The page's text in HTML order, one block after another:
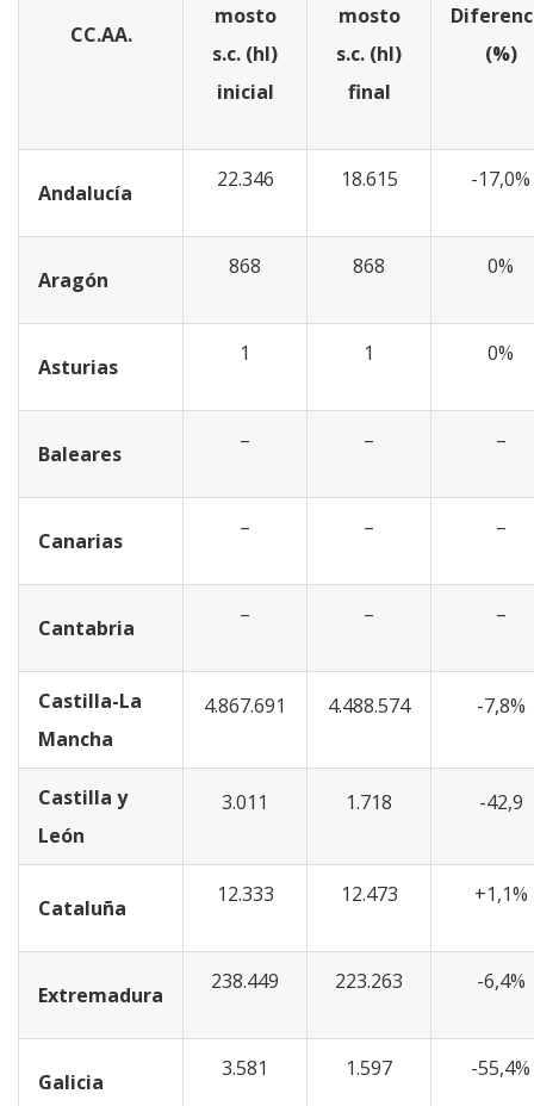
CC.AA.
mosto
s.c. (hl)
inicial
mosto
s.c. (hl)
final
(%)
Andalucía
22.346 18.615 -17,0%
Aragón
868 868 0%
Asturias
1 1 0%
Baleares
– – –
Canarias
– – –
Cantabria
– – –
Castilla-La
Mancha
4.867.691 4.488.574 -7,8%
Castilla y
León
3.011 1.718 -42,9
Cataluña
12.333 12.473 +1,1%
Extremadura
238.449 223.263 -6,4%
Galicia
3.581 1.597 -55,4%